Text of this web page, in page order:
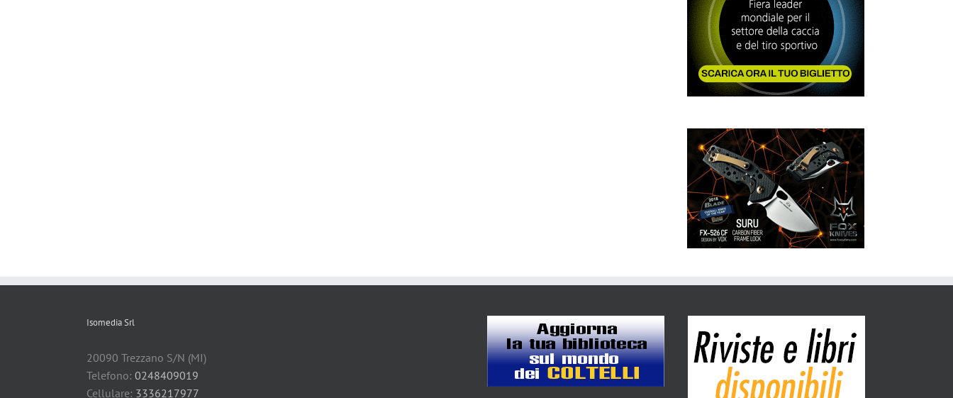
Isomedia Srl
20090 Trezzano S/N (MI)
Telefono: 0248409019
Cellulare: 3336217977